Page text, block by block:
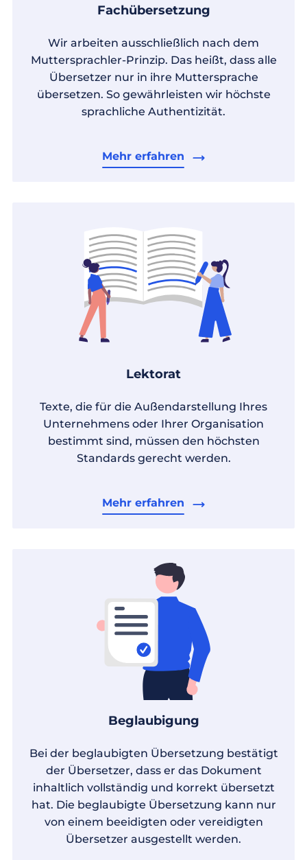
Fachübersetzung
Wir arbeiten ausschließlich nach dem
Muttersprachler-Prinzip. Das heißt, dass alle
Übersetzer nur in ihre Muttersprache
übersetzen. So gewährleisten wir höchste
sprachliche Authentizität.
Mehr erfahren
Lektorat
Texte, die für die Außendarstellung Ihres
Unternehmens oder Ihrer Organisation
bestimmt sind, müssen den höchsten
Standards gerecht werden.
Mehr erfahren
Beglaubigung
Bei der beglaubigten Übersetzung bestätigt
der Übersetzer, dass er das Dokument
inhaltlich vollständig und korrekt übersetzt
hat. Die beglaubigte Übersetzung kann nur
von einem beeidigten oder vereidigten
Übersetzer ausgestellt werden.